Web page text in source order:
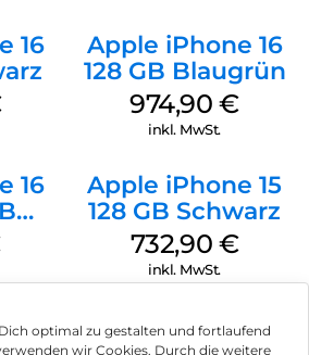
optimal zu gestalten und fortlaufend
wir Cookies. Durch die weitere
16
Apple iPhone 16
128 GB Blaugrün
974,90€
inkl. MwSt.
16
Apple iPhone 15
128 GB Schwarz
732,90 €
inkl. MwSt.